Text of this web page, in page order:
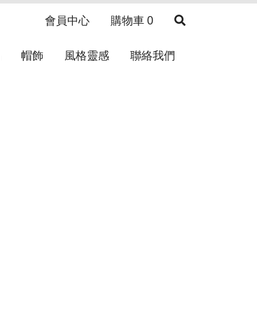
會員中心 購物車 0
帽飾 風格靈感 聯絡我們